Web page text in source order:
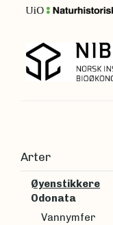
Arter
Øyenstikkere
Odonata
Vannymfer